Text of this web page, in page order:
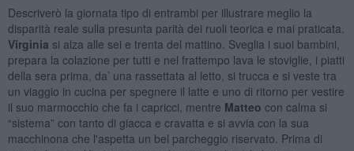
Descriverò la giornata tipo di entrambi per illustrare meglio la
disparità reale sulla presunta parità dei ruoli teorica e mai praticata.
Virginia si alza alle sei e trenta del mattino. Sveglia i suoi bambini,
prepara la colazione per tutti e nel frattempo lava le stoviglie, i piatti
della sera prima, da’ una rassettata al letto, si trucca e si veste tra
un viaggio in cucina per spegnere il latte e uno di ritorno per vestire
il suo marmocchio che fa i capricci, mentre Matteo con calma si
“sistema” con tanto di giacca e cravatta e si avvia con la sua
macchinona che l'aspetta un bel parcheggio riservato. Prima di